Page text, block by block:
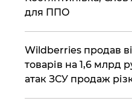
для ППО
Wildberries продав
товарів на 1,6 млрд
атак ЗСУ продаж